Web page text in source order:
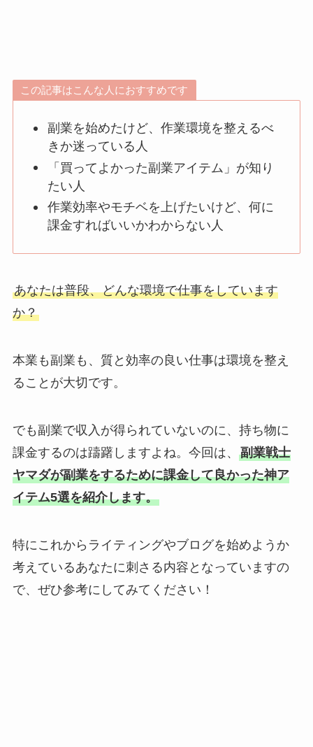
この記事はこんな人におすすめです
副業を始めたけど、作業環境を整えるべ
きか迷っている人
「買ってよかった副業アイテム」が知り
たい人
作業効率やモチベを上げたいけど、何に
課金すればいいかわからない人
あなたは普段、どんな環境で仕事をしています
か？
本業も副業も、質と効率の良い仕事は環境を整え
ることが大切です。
でも副業で収入が得られていないのに、持ち物に
課金するのは躊躇しますよね。今回は、 副業戦士
ヤマダが副業をするために課金して良かった神ア
イテム5選を紹介します。
特にこれからライティングやブログを始めようか
考えているあなたに刺さる内容となっていますの
で、ぜひ参考にしてみてください！